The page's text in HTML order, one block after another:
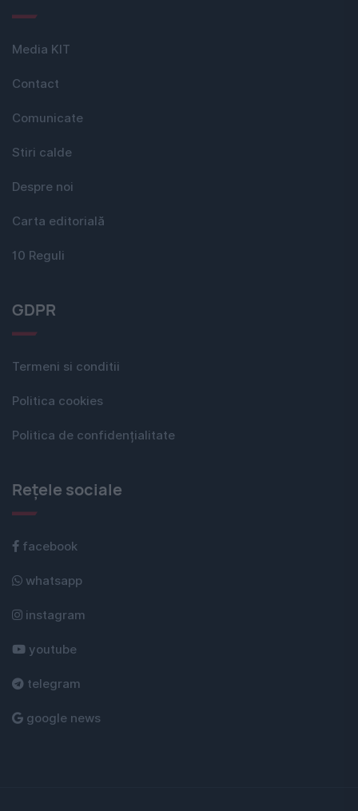
Media KIT
Contact
Comunicate
Stiri calde
Despre noi
Carta editorială
10 Reguli
GDPR
Termeni si conditii
Politica cookies
Politica de confidențialitate
Rețele sociale
facebook
whatsapp
instagram
youtube
telegram
google news